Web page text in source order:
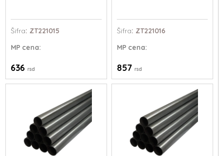
Šifra: ZT221015
MP cena:
636rsd
Šifra: ZT221016
MPcena:
857 rsd